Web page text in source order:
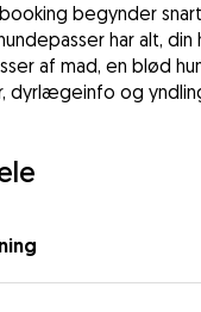
begynder
har alt, din
af mad, en blød
dyrlægeinfo og